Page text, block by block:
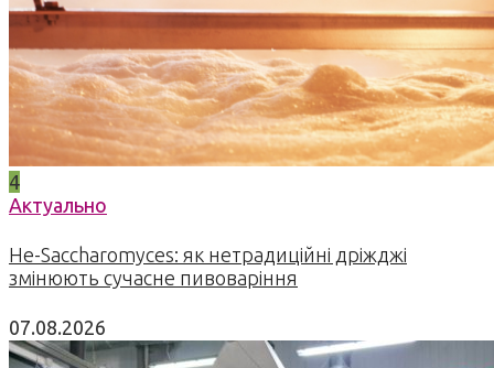
4
Актуально
Не-Saccharomyces: як нетрадиційні дріжджі
змінюють сучасне пивоваріння
07.08.2026